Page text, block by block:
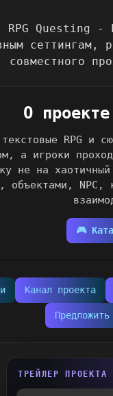
О
RPG и
а игроки
не на
объектами, NPC,
🎮
Канал проекта
ТРЕЙЛЕР ПРОЕКТА